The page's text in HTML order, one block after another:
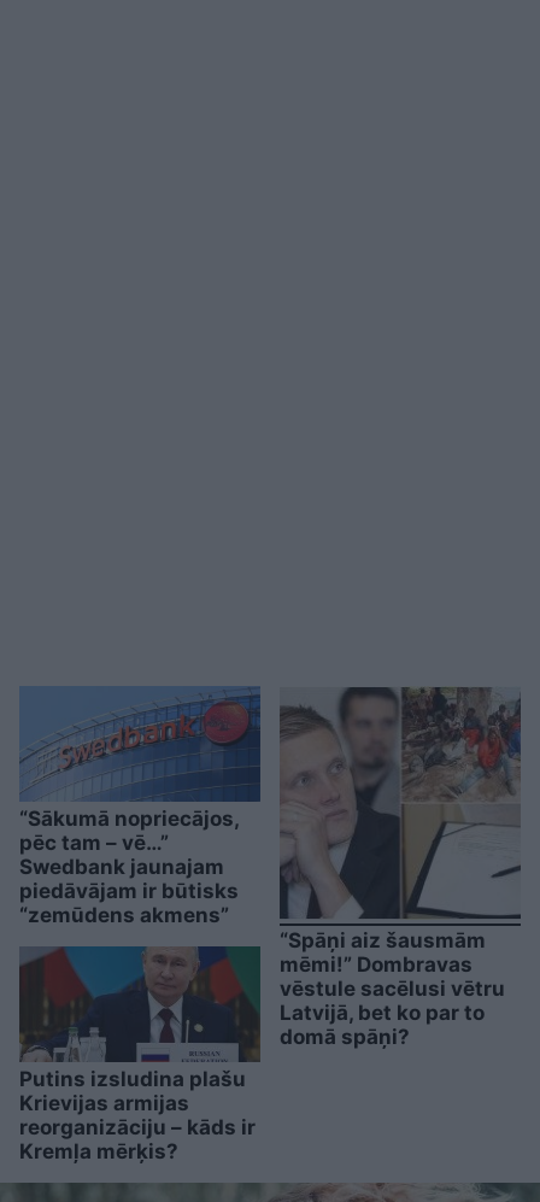
“Sākumā nopriecājos,
pēc tam – vē…”
Swedbank jaunajam
piedāvājam ir būtisks
“zemūdens akmens”
Putins izsludina plašu
Krievijas armijas
reorganizāciju – kāds ir
Kremļa mērķis?
“Spāņi aiz šausmām
mēmi!” Dombravas
vēstule sacēlusi vētru
Latvijā, bet ko par to
domā spāņi?